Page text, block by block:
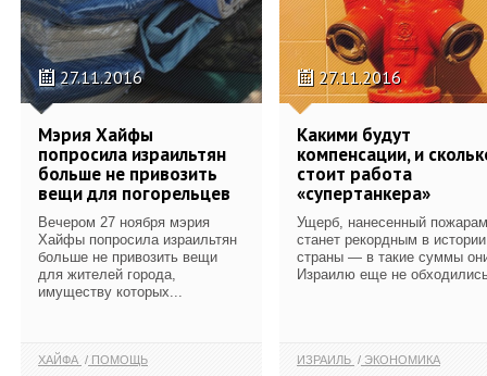
27.11.2016
Мэрия Хайфы
попросила израильтян
больше не привозить
вещи для погорельцев
Вечером 27 ноября мэрия
Хайфы попросила израильтян
больше не привозить вещи
для жителей города,
имуществу которых...
ХАЙФА ПОМОЩЬ
27.11.2016
Какими будут
компенсации, и
стоит работа
«супертанкера»
Ущерб, нанесенный
станет рекордным в истории
страны — в такие суммы
Израилю еще не
ИЗРАИЛЬ ЭКОНОМИКА